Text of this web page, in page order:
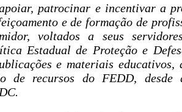
patrocinar e incentivar a
e de formação de
voltados a seus
Estadual de Proteção e
e materiais educativos,
de recursos do FEDD, desde